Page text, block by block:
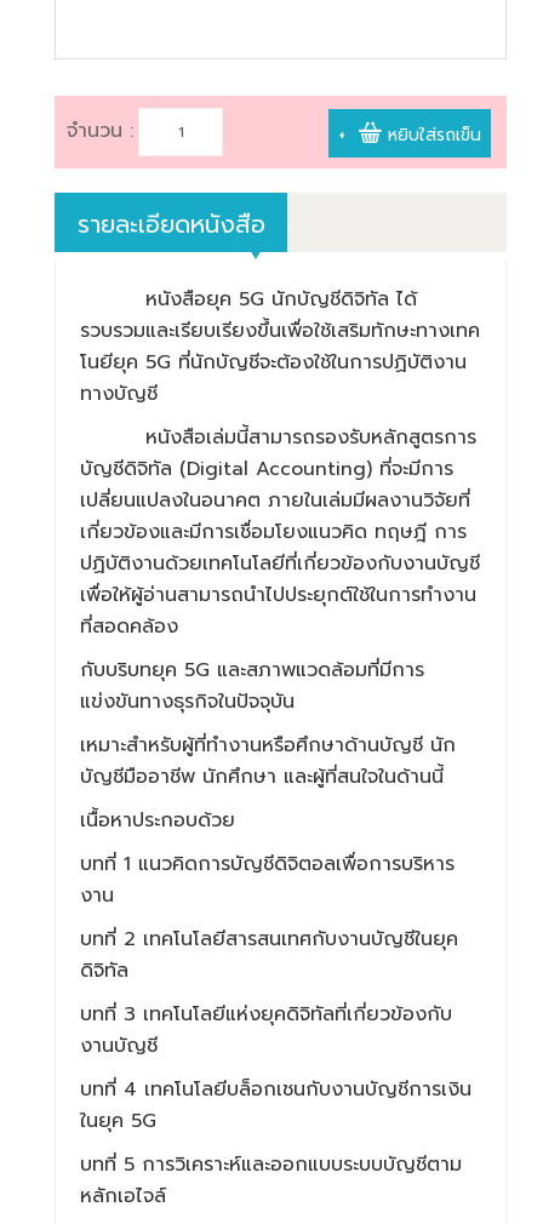
จำนวน : หยิบใส่รถเข็น
รายละเอียดหนังสือ
หนังสือยุค 5G นักบัญชีดิจิทัล ได้
รวบรวมและเรียบเรียงขึ้นเพื่อใช้เสริมทักษะทางเทค
โนยียุค 5G ที่นักบัญชีจะต้องใช้ในการปฏิบัติงาน
ทางบัญชี
หนังสือเล่มนี้สามารถรองรับหลักสูตรการ
บัญชีดิจิทัล (Digital Accounting) ที่จะมีการ
เปลี่ยนแปลงในอนาคต ภายในเล่มมีผลงานวิจัยที่
เกี่ยวข้องและมีการเชื่อมโยงแนวคิด ทฤษฎี การ
ปฏิบัติงานด้วยเทคโนโลยีที่เกี่ยวข้องกับงานบัญชี
เพื่อให้ผู้อ่านสามารถนำไปประยุกต์ใช้ในการทำงาน
ที่สอดคล้อง
กับบริบทยุค 5G และสภาพแวดล้อมที่มีการ
แข่งขันทางธุรกิจในปัจจุบัน
เหมาะสำหรับผู้ที่ทำงานหรือศึกษาด้านบัญชี นัก
บัญชีมืออาชีพ นักศึกษา และผู้ที่สนใจในด้านนี้
เนื้อหาประกอบด้วย
บทที่ 1 แนวคิดการบัญชีดิจิตอลเพื่อการบริหาร
งาน
บทที่ 2 เทคโนโลยีสารสนเทศกับงานบัญชีในยุค
ดิจิทัล
บทที่ 3 เทคโนโลยีแห่งยุคดิจิทัลที่เกี่ยวข้องกับ
งานบัญชี
บทที่ 4 เทคโนโลยีบล็อกเชนกับงานบัญชีการเงิน
ในยุค 5G
บทที่ 5 การวิเคราะห์และออกแบบระบบบัญชีตาม
หลักเอไจล์